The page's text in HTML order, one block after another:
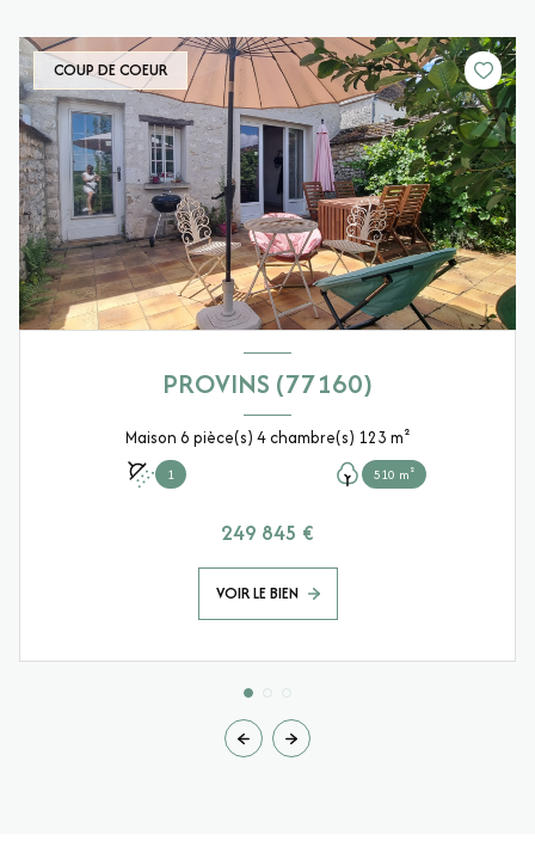
COUP DE COEUR
PROVINS (77160)
Maison 6 pièce(s) 4 chambre(s) 123 m²
1 510 m²
249 845 €
VOIR LE BIEN